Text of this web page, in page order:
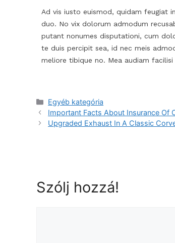
Ad vis iusto euismod, quidam feugiat
duo. No vix dolorum admodum
putant nonumes disputationi, cum
te duis percipit sea, id nec meis
meliore tibique no. Mea audiam
Egyéb kategória
Important Facts About Insurance Of
Upgraded Exhaust In A Classic
Szólj hozzá!